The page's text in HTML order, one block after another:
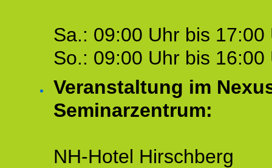
Sa.: 09:00 Uhr bis 17:00
So.: 09:00 Uhr bis 16:00
Veranstaltung im
Seminarzentrum:
NH-Hotel Hirschberg